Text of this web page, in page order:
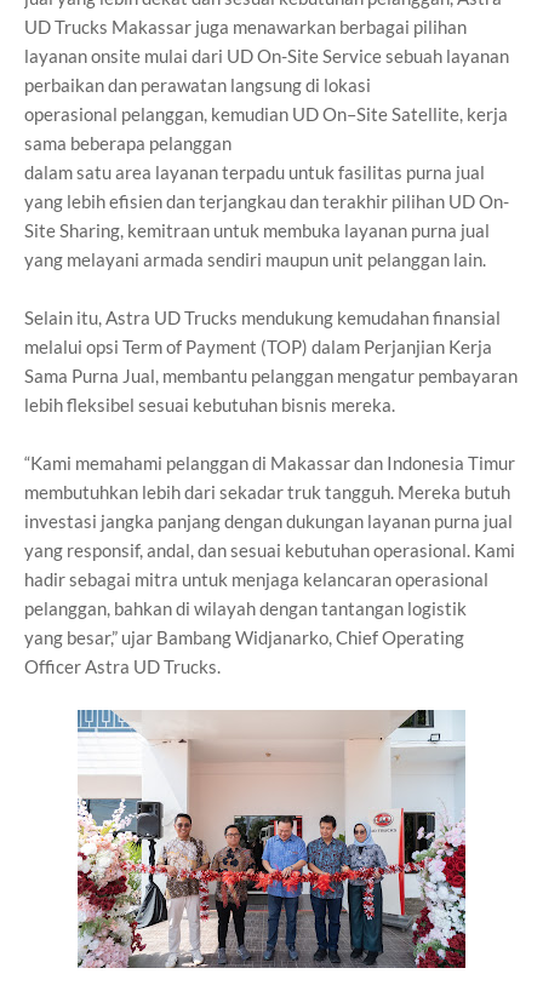
UD Trucks Makassar juga menawarkan berbagai pilihan
layanan onsite mulai dari UD On-Site Servicesebuah layanan
perbaikan dan perawatan langsung di lokasi
operasional pelanggan, kemudian UD On–Site Satellite, kerja
sama beberapa pelanggan
dalam satu area layanan terpadu untuk fasilitas purna jual
yang lebih efisiendan terjangkau dan terakhir pilihan UD On-
Site Sharing, kemitraan untuk membuka layanan purna jual
yang melayani armada sendiri maupun unit pelanggan lain.
Selain itu, Astra UD Trucks mendukung kemudahan finansial
melalui opsi Term of Payment (TOP) dalam Perjanjian Kerja
Sama Purna Jual, membantu pelanggan mengatur pembayaran
lebih fleksibel sesuai kebutuhan bisnis mereka.
“Kami memahami pelanggan di Makassar dan Indonesia Timur
membutuhkan lebih dari sekadar truk tangguh. Mereka butuh
investasi jangka panjangdengan dukungan layanan purna jual
yang responsif, andal, dan sesuai kebutuhan operasional. Kami
hadir sebagai mitra untuk menjaga kelancaranoperasional
pelanggan, bahkan di wilayah dengan tantangan logistik
yang besar,” ujar Bambang Widjanarko, Chief Operating
Officer Astra UD Trucks.